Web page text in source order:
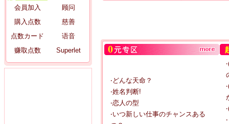
会員加入
購入点数
点数カード
赚取点数
顾问
慈善
语音
Superlet
‧どんな天命？
‧姓名判断!
‧恋人の型
‧いつ新しい仕事のチャンスある